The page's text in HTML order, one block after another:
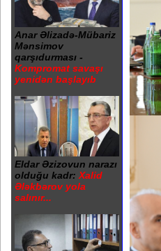
Anar Əlizadə-Mübariz
Mənsimov
qarşıdurması -
Kompromat savaşı
yenidən başlayıb
Eldar Əzizovun narazı
olduğu kadr: Xalid
Ələkbərov yola
salınır...